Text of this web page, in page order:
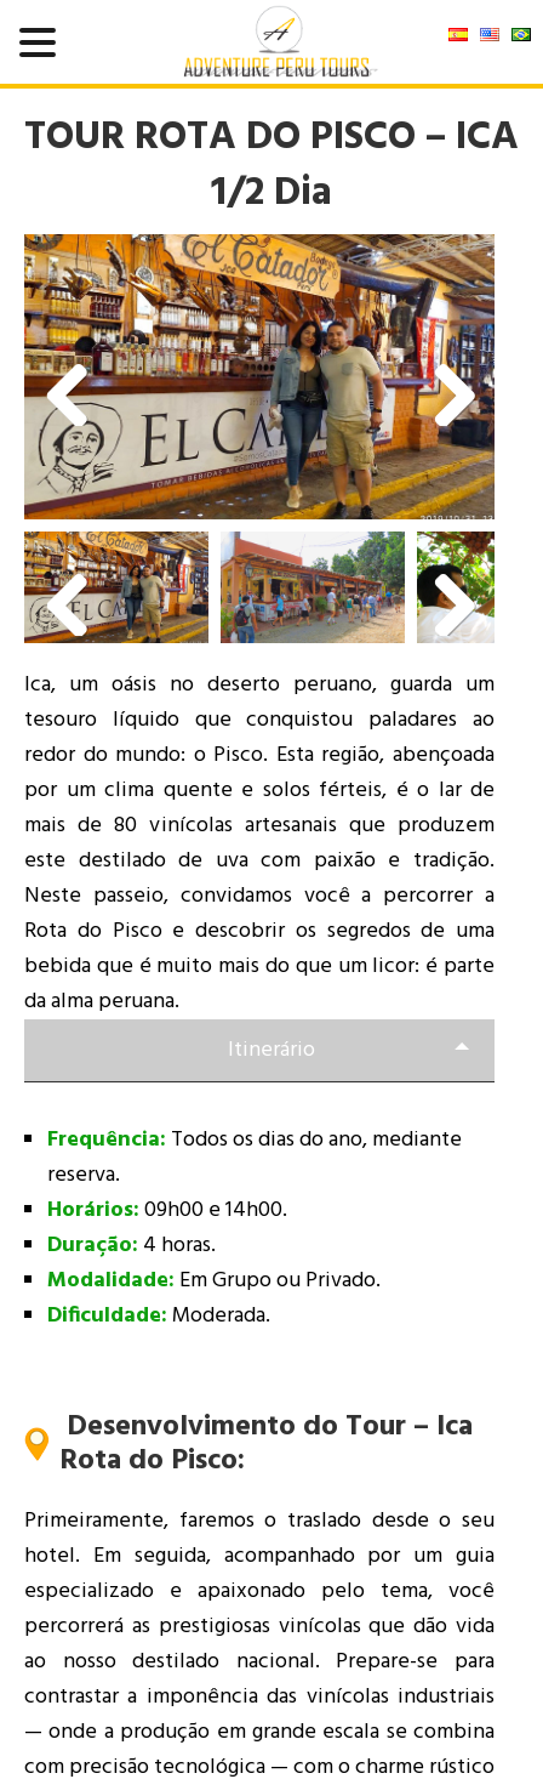
TOUR ROTA DO PISCO – ICA
1/2 Dia
Ica, um oásis no deserto peruano, guarda um
tesouro líquido que conquistou paladares ao
redor do mundo: o Pisco. Esta região, abençoada
por um clima quente e solos férteis, é o lar de
mais de 80 vinícolas artesanais que produzem
este destilado de uva com paixão e tradição.
Neste passeio, convidamos você a percorrer a
Rota do Pisco e descobrir os segredos de uma
bebida que é muito mais do que um licor: é parte
da alma peruana.
Itinerário
Frequência: Todos os dias do ano, mediante
reserva.
Horários:09h00 e 14h00.
Duração: 4 horas.
Modalidade: Em Grupo ou Privado.
Dificuldade:Moderada.
Desenvolvimento do Tour – Ica
Rota do Pisco:
Primeiramente, faremos o traslado desde o seu
hotel. Em seguida, acompanhado por um guia
especializado e apaixonado pelo tema, você
percorrerá as prestigiosas vinícolas que dão vida
ao nosso destilado nacional. Prepare-se para
contrastar a imponência das vinícolas industriais
— onde a produção em grande escala se combina
com precisão tecnológica — com o charme rústico